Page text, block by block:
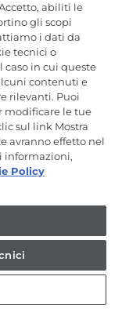
SEDE LEGALE: Via
AMMINISTRATIVE:
(MB) e Via Trento
- Fax:
i.v. - Cod.
Brianza-Lodi
MB-1033934 -
PEC:
abiliti le
gli scopi
i dati da
tecnici o
caso in cui queste
contenuti e
rilevanti. Puoi
modificare le tue
sul link Mostra
avranno effetto nel
informazioni,
Policy